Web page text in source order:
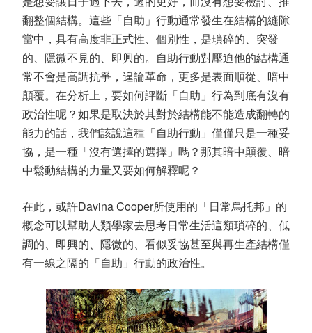
翻整個結構。這些「自助」行動通常發生在結構的縫隙
當中，具有高度非正式性、個別性，是瑣碎的、突發
的、隱微不見的、即興的。自助行動對壓迫他的結構通
常不會是高調抗爭，遑論革命，更多是表面順從、暗中
顛覆。在分析上，要如何評斷「自助」行為到底有沒有
政治性呢？如果是取決於其對於結構能不能造成翻轉的
能力的話，我們該說這種「自助行動」僅僅只是一種妥
協，是一種「沒有選擇的選擇」嗎？那其暗中顛覆、暗
中鬆動結構的力量又要如何解釋呢？
在此，或許Davina Cooper所使用的「日常烏托邦」的
概念可以幫助人類學家去思考日常生活這類瑣碎的、低
調的、即興的、隱微的、看似妥協甚至與再生產結構僅
有一線之隔的「自助」行動的政治性。